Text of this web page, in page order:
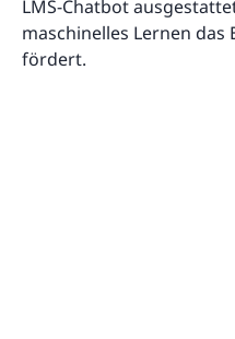
LMS-Chatbot
maschinelles Lernen
fördert.